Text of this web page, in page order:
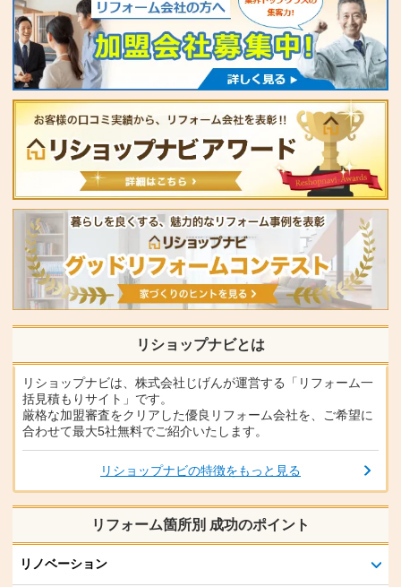
リショップナビとは
リショップナビは、株式会社じげんが運営する「リフォーム一
括見積もりサイト」です。
厳格な加盟審査をクリアした優良リフォーム会社を、ご希望に
合わせて最大5社無料でご紹介いたします。
リショップナビの特徴をもっと見る
リフォーム箇所別 成功のポイント
リノベーション